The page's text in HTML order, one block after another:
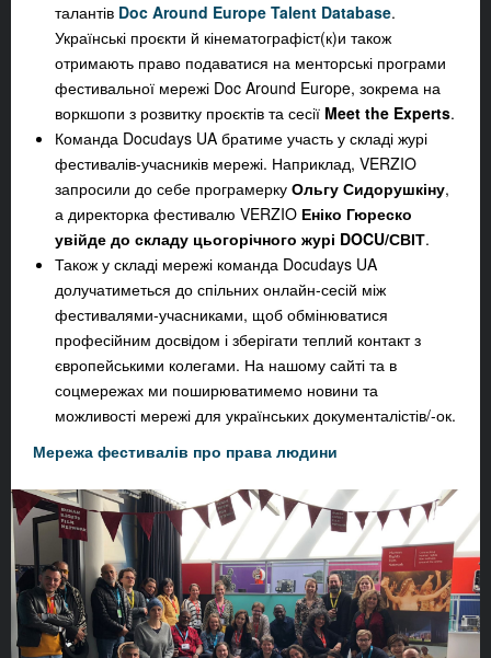
талантів Doc Around Europe Talent Database.
Українські проєкти й кінематографіст(к)и також
отримають право подаватися на менторські програми
фестивальної мережі Doc Around Europe, зокрема на
воркшопи з розвитку проєктів та сесії Meet the Experts.
Команда Docudays UA братиме участь у складі журі
фестивалів-учасників мережі. Наприклад, VERZIO
запросили до себе програмерку Ольгу Сидорушкіну,
а директорка фестивалю VERZIO Еніко Гюреско
увійде до складу цьогорічного журі DOCU/СВІТ.
Також у складі мережі команда Docudays UA
долучатиметься до спільних онлайн-сесій між
фестивалями-учасниками, щоб обмінюватися
професійним досвідом і зберігати теплий контакт з
європейськими колегами. На нашому сайті та в
соцмережах ми поширюватимемо новини та
можливості мережі для українських документалістів/-ок.
Мережа фестивалів про права людини